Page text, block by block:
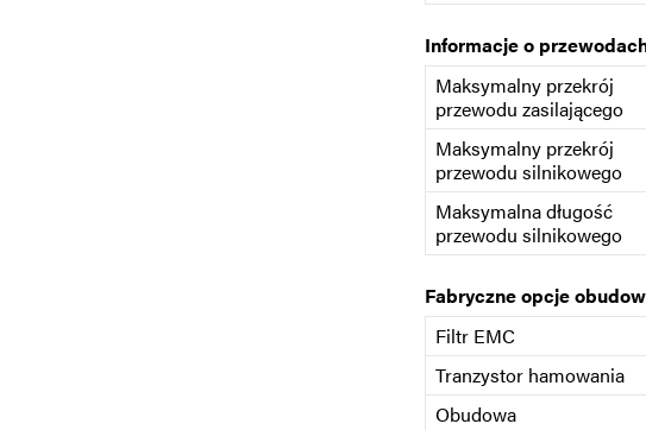
Informacje o
Maksymalny przekrój
przewodu zasilającego
Maksymalny przekrój
przewodu silnikowego
Maksymalna długość
przewodu silnikowego
Fabryczne opcje
Filtr EMC
Tranzystor hamowania
Obudowa